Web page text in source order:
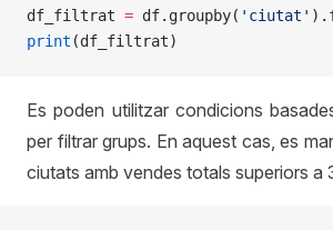
df_filtrat = df.groupby( 'ciutat'
print (df_filtrat)
Es poden utilitzar condicions
per filtrar grups. En aquest cas, es
ciutats amb vendes totals superiors a